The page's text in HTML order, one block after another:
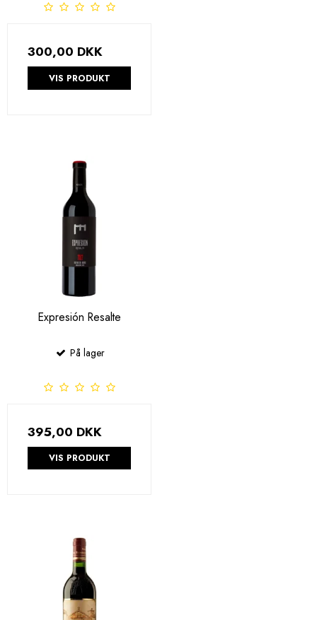
300,00 DKK
VIS PRODUKT
Expresión Resalte
På lager
395,00 DKK
VIS PRODUKT